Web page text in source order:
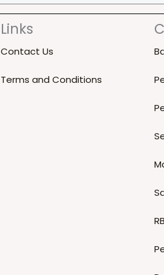
Links
Contact Us
Terms and Conditions